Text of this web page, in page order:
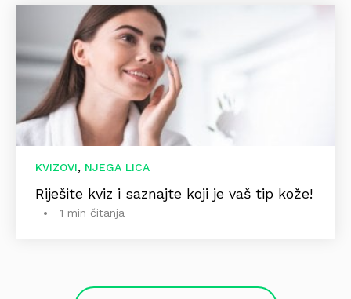
KVIZOVI, NJEGA LICA
Riješite kviz i saznajte koji je vaš tip kože!
1 min čitanja